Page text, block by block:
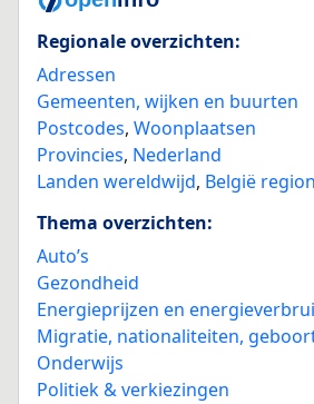
Regionale overzichten:
Adressen
Gemeenten, wijken en buurten
Postcodes, Woonplaatsen
Provincies, Nederland
Landen wereldwijd, België
Thema overzichten:
Auto’s
Gezondheid
Energieprijzen en
Migratie, nationaliteiten,
Onderwijs
Politiek & verkiezingen